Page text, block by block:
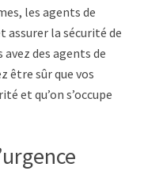
les agents de
la sécurité des
des agents de
être sûr que vos
et qu’on s’occupe